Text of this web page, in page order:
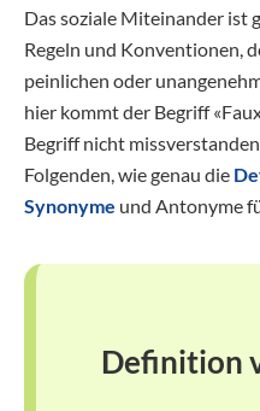
Das soziale Miteinander ist
Regeln und Konventionen,
peinlichen oder
hier kommt der Begriff
Begriff nicht
Folgenden, wie genau die
Synonyme und Antonyme
Definition